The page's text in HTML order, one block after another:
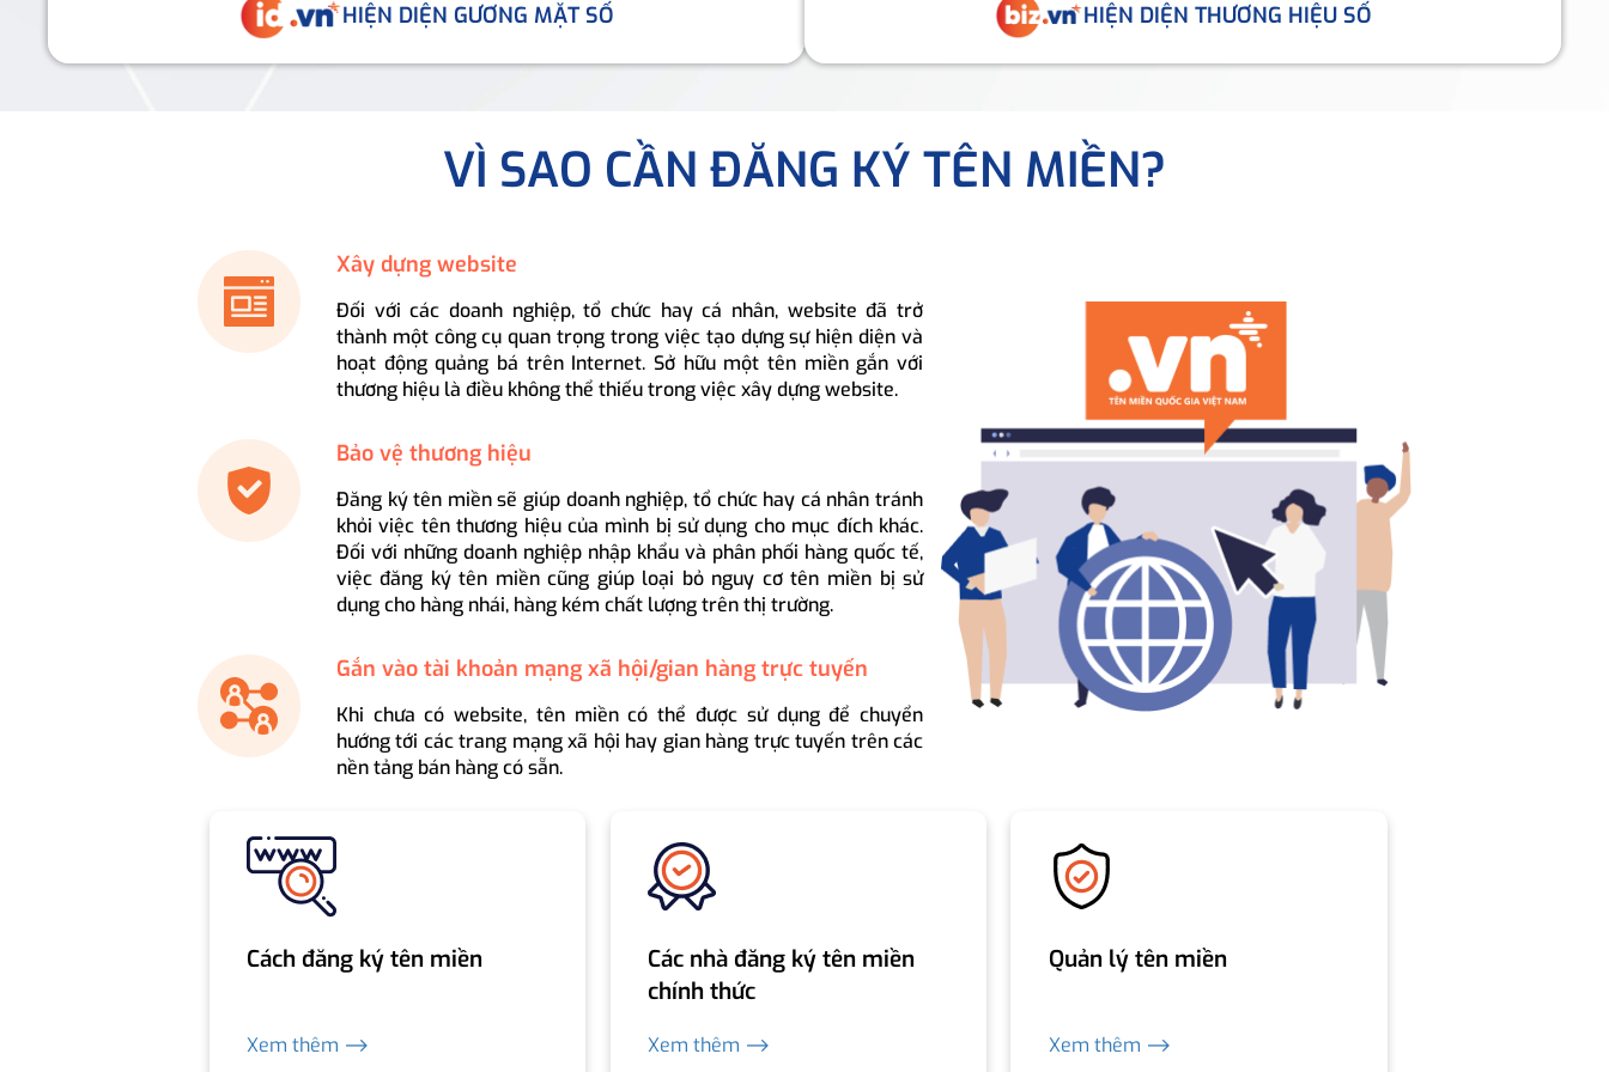
HIỆN DIỆN GƯƠNG MẶT SỐ HIỆN DIỆN THƯƠNG HIỆU SỐ
VÌ SAO CẦN ĐĂNG KÝ TÊN MIỀN?
Xây dựng website
Đối với các doanh nghiệp, tổ chức hay cá nhân, website đã trở
thành một công cụ quan trọng trong việc tạo dựng sự hiện diện và
hoạt động quảng bá trên Internet. Sở hữu một tên miền gắn với
thương hiệu là điều không thể thiếu trong việc xây dựng website.
Bảo vệ thương hiệu
Đăng ký tên miền sẽ giúp doanh nghiệp, tổ chức hay cá nhân tránh
khỏi việc tên thương hiệu của mình bị sử dụng cho mục đích khác.
Đối với những doanh nghiệp nhập khẩu và phân phối hàng quốc tế,
việc đăng ký tên miền cũng giúp loại bỏ nguy cơ tên miền bị sử
dụng cho hàng nhái, hàng kém chất lượng trên thị trường.
Gắn vào tài khoản mạng xã hội/gian hàng trực tuyến
Khi chưa có website, tên miền có thể được sử dụng để chuyển
hướng tới các trang mạng xã hội hay gian hàng trực tuyến trên các
nền tảng bán hàng có sẵn.
Cách đăng ký tên miền
Xem thêm ⟶
Các nhà đăng ký tên miền
chính thức
Xem thêm ⟶
Quản lý tên miền
Xem thêm ⟶